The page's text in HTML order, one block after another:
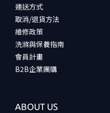
運送方式
取消/退貨方法
維修政策
洗滌與保養指南
會員計畫
B2B企業團購
ABOUT US